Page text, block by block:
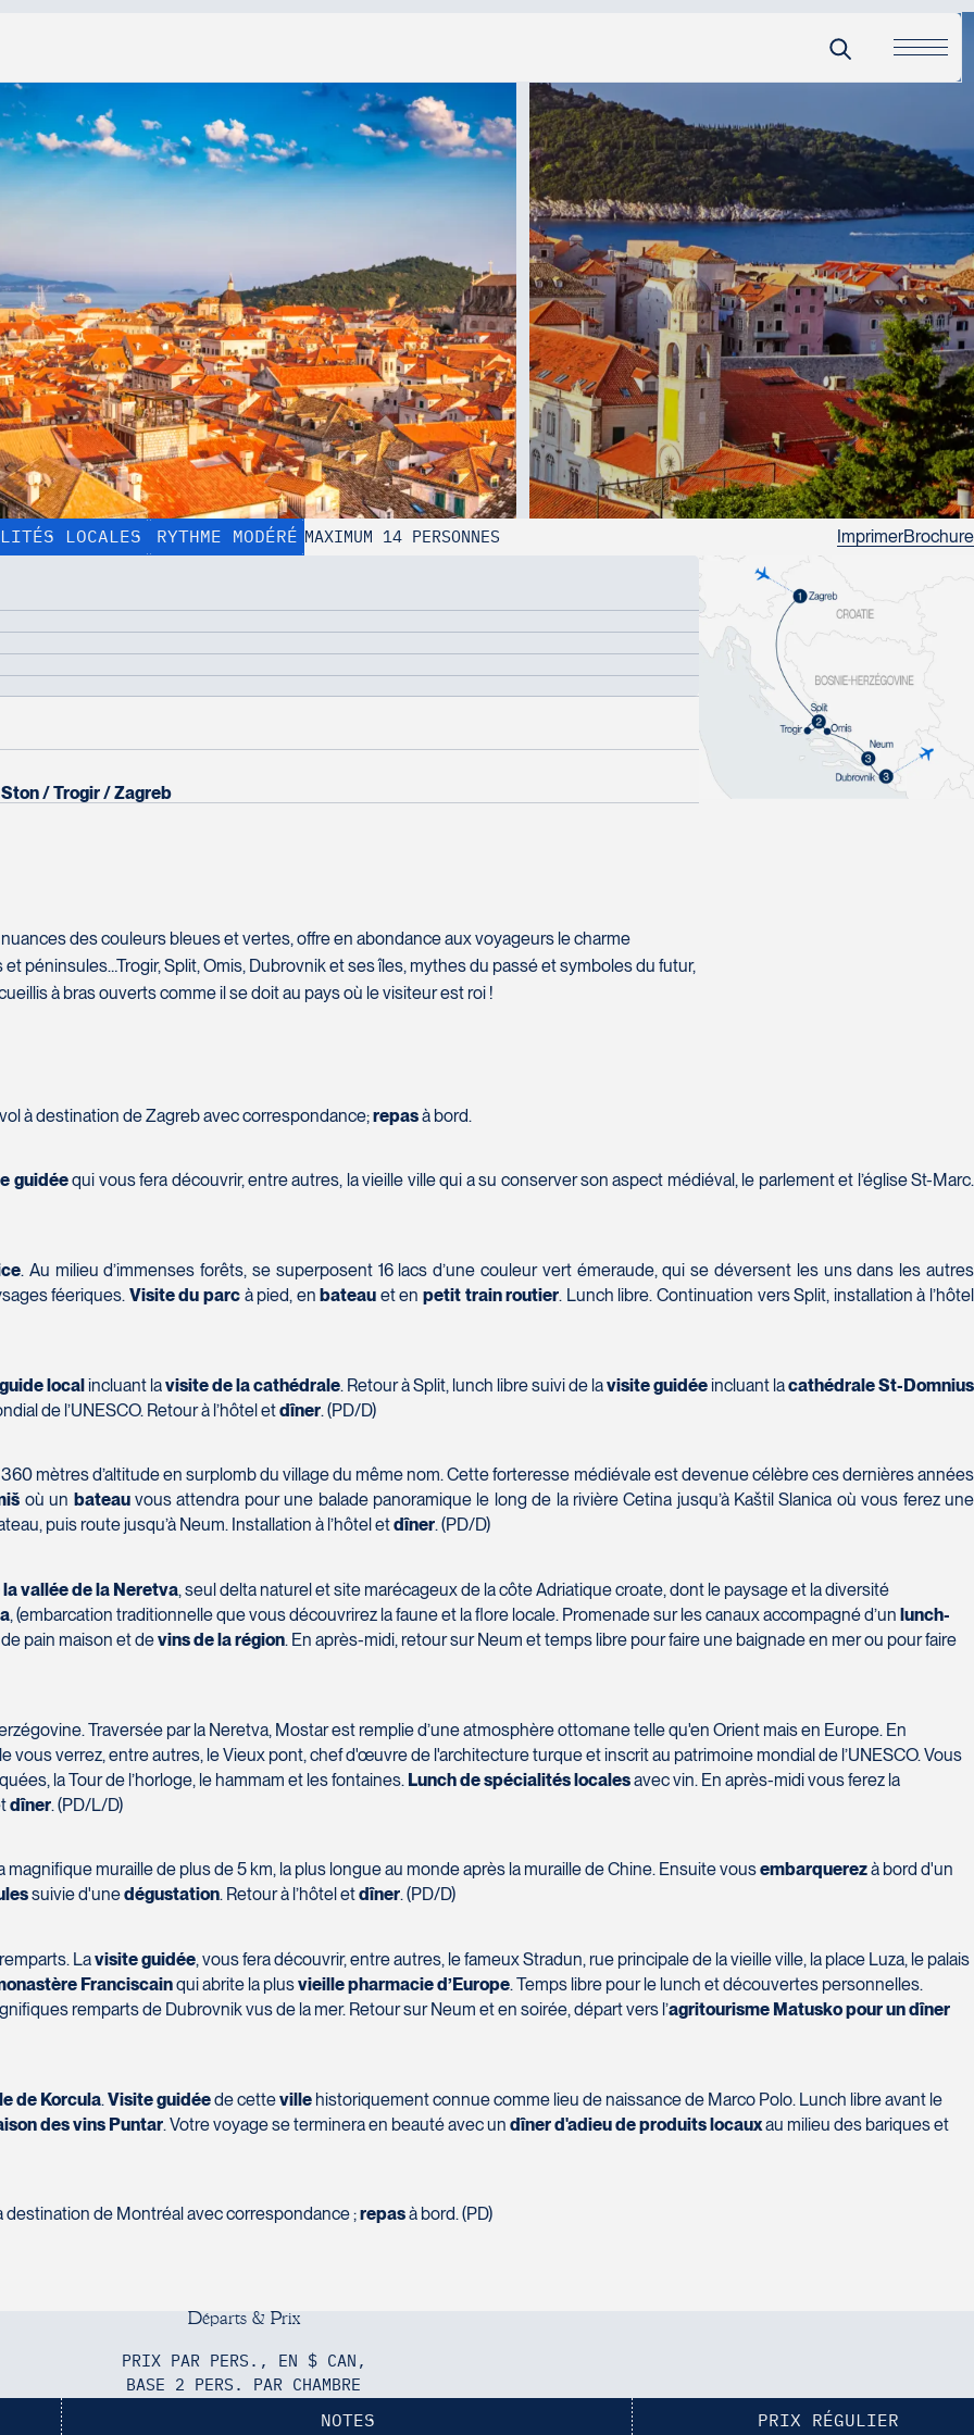
jours
nuits
repas
Prix sur
demande
LOCALES RYTHME MODÉRÉ MAXIMUM 14 PERSONNES ImprimerBrochure
Ston Trogir Zagreb
des couleurs bleues et vertes, offre en abondance aux voyageurs le charme
péninsules…Trogir, Split, Omis, Dubrovnik et ses îles, mythes du passé et symboles du futur,
à bras ouverts comme il se doit au pays où le visiteur est roi !
à destination de Zagreb avec correspondance;repasà bord.
guidéequi vous fera découvrir, entre autres, la vieille ville qui a su conserver son aspect médiéval, le parlement et l’église St-Marc.
. Au milieu d’immenses forêts, se superposent 16 lacs d’une couleur vert émeraude, qui se déversent les uns dans les autres
féeriques. Visite du parcà pied, enbateau et enpetit train routier. Lunch libre. Continuation vers Split, installation à l’hôtel
guide localincluant lavisite de la cathédrale. Retour à Split, lunch libre suivi de lavisite guidéeincluant lacathédrale St-Domnius
de l’UNESCO. Retour à l’hôtel etdîner. (PD/D)
mètres d’altitude en surplomb du village du même nom. Cette forteresse médiévale est devenue célèbre ces dernières années
où un bateau vous attendra pour une balade panoramique le long de la rivière Cetina jusqu’à Kaštil Slanica où vous ferez une
puis route jusqu’à Neum. Installation à l’hôtel etdîner. (PD/D)
vallée de la Neretva, seul delta naturel et site marécageux de la côte Adriatique croate, dont le paysage et la diversité
, (embarcation traditionnelle que vous découvrirez la faune et la flore locale. Promenade sur les canaux accompagné d’un lunch-
pain maison et devins de la région. En après-midi, retour sur Neum et temps libre pour faire une baignade en mer ou pour faire
Traversée par la Neretva, Mostar est remplie d’une atmosphère ottomane telle qu'en Orient mais en Europe. En
vous verrez, entre autres, le Vieux pont, chef d'œuvre de l'architecture turque et inscrit au patrimoine mondial de l’UNESCO. Vous
la Tour de l’horloge, le hammam et les fontaines. Lunch de spécialités localesavec vin. En après-midi vous ferez la
dîner. (PD/L/D)
magnifique muraille de plus de 5 km, la plus longue au monde après la muraille de Chine. Ensuite vousembarquerezà bord d'un
suivie d'unedégustation. Retour à l’hôtel etdîner. (PD/D)
Lavisite guidée, vous fera découvrir, entre autres, le fameux Stradun, rue principale de la vieille ville, la place Luza, le palais
Franciscainqui abrite la plusvieille pharmacie d’Europe. Temps libre pour le lunch et découvertes personnelles.
remparts de Dubrovnik vus de la mer. Retour sur Neum et en soirée, départ vers l’agritourisme Matusko pour un dîner
de Korcula. Visite guidéede cetteville historiquement connue comme lieu de naissance de Marco Polo. Lunch libre avant le
des vins Puntar. Votre voyage se terminera en beauté avec un dîner d'adieu de produits locauxau milieu des bariques et
destination de Montréal avec correspondance ;repasà bord. (PD)
Départs & Prix
PRIX PAR PERS., EN $ CAN,
BASE 2 PERS. PAR CHAMBRE
NOTES PRIX RÉGULIER
0C1
test
Courriel*
Téléphone
11 jours
9 nuits
20 repas
demande